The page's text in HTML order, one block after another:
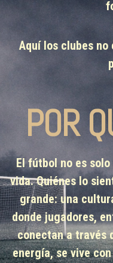
Aquí los clubes
POR
El fútbol no es
vida. Quiénes lo
grande: una
donde jugadores,
conectan a través
energía, se vive